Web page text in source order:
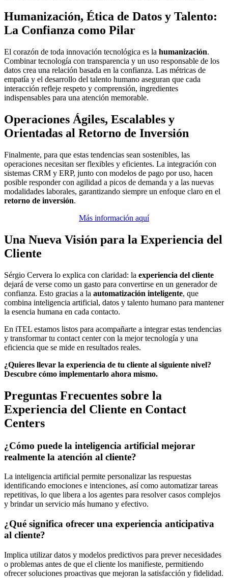
Humanización, Ética de Datos y Talento:
La Confianza como Pilar
El corazón de toda innovación tecnológica es la humanización.
Combinar tecnología con transparencia y un uso responsable de los
datos crea una relación basada en la confianza. Las métricas de
empatía y el desarrollo del talento humano aseguran que cada
interacción refleje respeto y comprensión, ingredientes
indispensables para una atención memorable.
Operaciones Ágiles, Escalables y
Orientadas al Retorno de Inversión
Finalmente, para que estas tendencias sean sostenibles, las
operaciones necesitan ser flexibles y eficientes. La integración con
sistemas CRM y ERP, junto con modelos de pago por uso, hacen
posible responder con agilidad a picos de demanda y a las nuevas
modalidades laborales, garantizando siempre un enfoque claro en el
retorno de inversión.
Más información aquí
Una Nueva Visión para la Experiencia del
Cliente
Sérgio Cervera lo explica con claridad: la experiencia del cliente
dejará de verse como un gasto para convertirse en un generador de
confianza. Esto gracias a la automatización inteligente, que
combina inteligencia artificial, datos y talento humano para mantener
la esencia humana en cada contacto.
En iTEL estamos listos para acompañarte a integrar estas tendencias
y transformar tu contact center con la mejor tecnología y una
eficiencia que se mide en resultados reales.
¿Quieres llevar la experiencia de tu cliente al siguiente nivel?
Descubre cómo implementarlo ahora mismo.
Preguntas Frecuentes sobre la
Experiencia del Cliente en Contact
Centers
¿Cómo puede la inteligencia artificial mejorar
realmente la atención al cliente?
La inteligencia artificial permite personalizar las respuestas
identificando emociones e intenciones, así como automatizar tareas
repetitivas, lo que libera a los agentes para resolver casos complejos
y brindar un servicio más humano y efectivo.
¿Qué significa ofrecer una experiencia anticipativa
al cliente?
Implica utilizar datos y modelos predictivos para prever necesidades
o problemas antes de que el cliente los manifieste, permitiendo
ofrecer soluciones proactivas que mejoran la satisfacción y fidelidad.